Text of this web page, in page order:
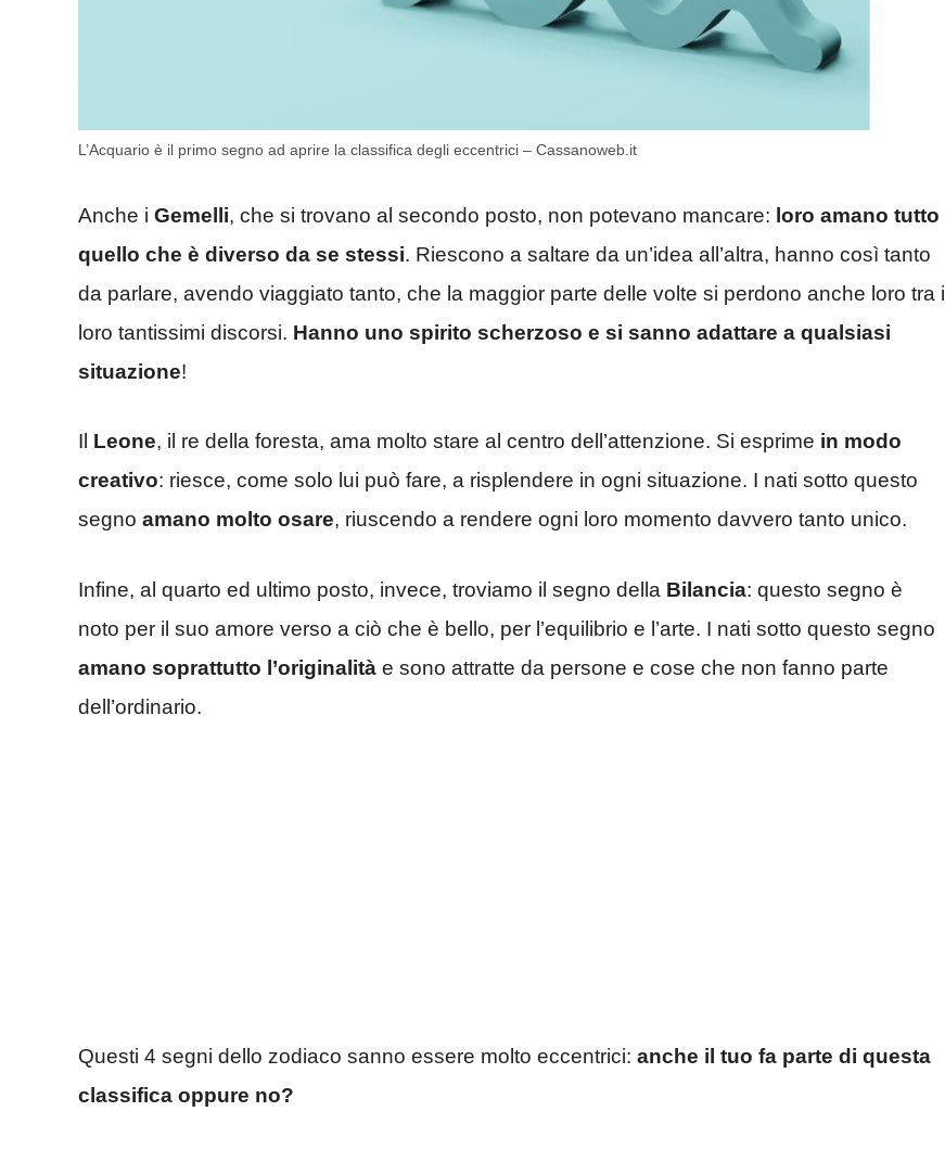
L’Acquario è il primo segno ad aprire la classifica degli eccentrici – Cassanoweb.it
Anche i Gemelli, che si trovano al secondo posto, non potevano mancare: loro amano tutto
quello che è diverso da se stessi. Riescono a saltare da un’idea all’altra, hanno così tanto
da parlare, avendo viaggiato tanto, che la maggior parte delle volte si perdono anche loro tra i
loro tantissimi discorsi. Hanno uno spirito scherzoso e si sanno adattare a qualsiasi
situazione!
Il Leone, il re della foresta, ama molto stare al centro dell’attenzione. Si esprime in modo
creativo: riesce, come solo lui può fare, a risplendere in ogni situazione. I nati sotto questo
segno amano molto osare, riuscendo a rendere ogni loro momento davvero tanto unico.
Infine, al quarto ed ultimo posto, invece, troviamo il segno della Bilancia: questo segno è
noto per il suo amore verso a ciò che è bello, per l’equilibrio e l’arte. I nati sotto questo segno
amano soprattutto l’originalità e sono attratte da persone e cose che non fanno parte
dell’ordinario.
Questi 4 segni dello zodiaco sanno essere molto eccentrici: anche il tuo fa parte di questa
classifica oppure no?